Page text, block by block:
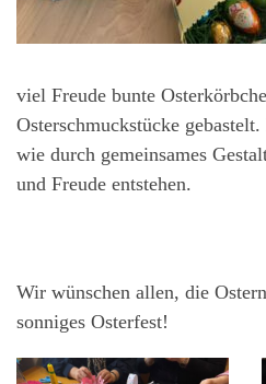
viel Freude bunte
Osterschmuckstücke
wie durch gemeinsames
und Freude entstehen.
Wir wünschen allen, die
sonniges Osterfest!